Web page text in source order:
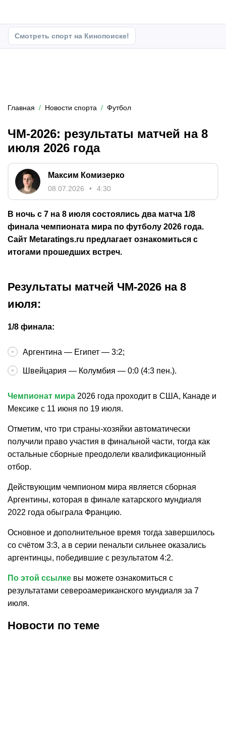
Смотреть спорт на Кинопоиске!
Главная Новости спорта Футбол
ЧМ-2026: результаты матчей на 8
июля 2026 года
Максим Комизерко
08.07.2026 4:30
В ночь с 7 на 8 июля состоялись два матча 1/8
финала чемпионата мира по футболу 2026 года.
Сайт Metaratings.ru предлагает ознакомиться с
итогами прошедших встреч.
Результаты матчей ЧМ-2026 на 8
июля:
1/8 финала:
Аргентина — Египет — 3:2;
Швейцария — Колумбия — 0:0 (4:3 пен.).
Чемпионат мира 2026 года проходит в США, Канаде и
Мексике с 11 июня по 19 июля.
Отметим, что три страны-хозяйки автоматически
получили право участия в финальной части, тогда как
остальные сборные преодолели квалификационный
отбор.
Действующим чемпионом мира является сборная
Аргентины, которая в финале катарского мундиаля
2022 года обыграла Францию.
Основное и дополнительное время тогда завершилось
со счётом 3:3, а в серии пенальти сильнее оказались
аргентинцы, победившие с результатом 4:2.
По этой ссылке вы можете ознакомиться с
результатами североамериканского мундиаля за 7
июля.
Новости по теме